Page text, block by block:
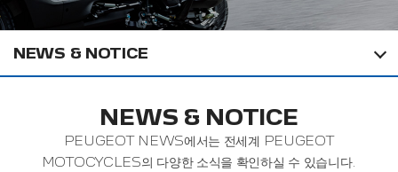
NEWS & NOTICE
NEWS & NOTICE
PEUGEOT NEWS에서는 전세계 PEUGEOT
MOTOCYCLES의 다양한 소식을 확인하실 수 있습니다.